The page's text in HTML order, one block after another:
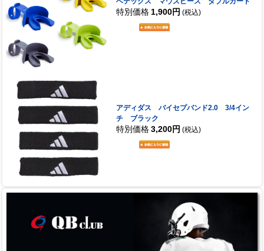
特別価格 1,900円 (税込)
アディダス バイセプバンド2.0 3/4イン
チ ブラック
特別価格 3,200円 (税込)